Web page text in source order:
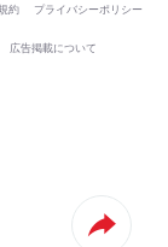
約 プライバシーポリシー
広告掲載について